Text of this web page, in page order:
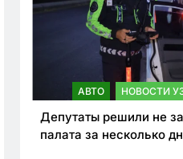
АВТО НОВОСТИ
Депутаты решили не
палата за несколько